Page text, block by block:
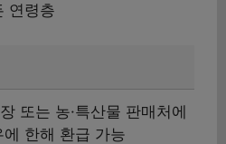
연령층
또는 농·특산물 판매처에
한해 환급 가능